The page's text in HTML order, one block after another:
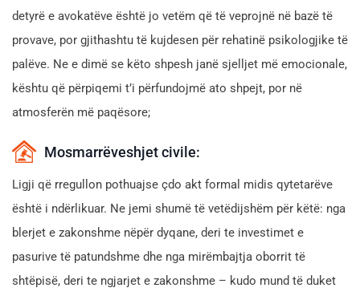
detyrë e avokatëve është jo vetëm që të veprojnë në bazë të
provave, por gjithashtu të kujdesen për rehatinë psikologjike të
palëve. Ne e dimë se këto shpesh janë sjelljet më emocionale,
kështu që përpiqemi t’i përfundojmë ato shpejt, por në
atmosferën më paqësore;
Mosmarrëveshjet civile:
Ligji që rregullon pothuajse çdo akt formal midis qytetarëve
është i ndërlikuar. Ne jemi shumë të vetëdijshëm për këtë: nga
blerjet e zakonshme nëpër dyqane, deri te investimet e
pasurive të patundshme dhe nga mirëmbajtja oborrit të
shtëpisë, deri te ngjarjet e zakonshme – kudo mund të duket